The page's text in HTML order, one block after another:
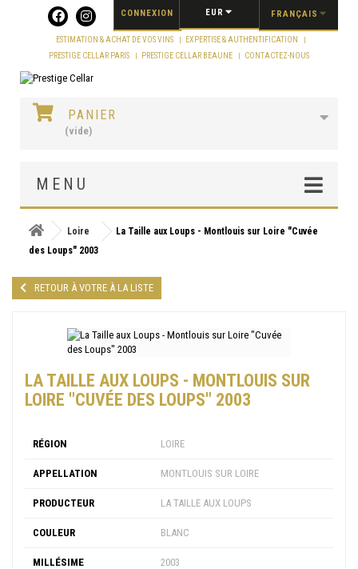
FRANÇAIS
EUR
CONNEXION
ESTIMATION & ACHAT DE VOS VINS
EXPERTISE & AUTHENTIFICATION
PRESTIGE CELLAR PARIS
PRESTIGE CELLAR BEAUNE CONTACTEZ-NOUS
PANIER
(vide)
MENU
Loire
La Taille aux Loups - Montlouis sur Loire "Cuvée
des Loups" 2003
RETOUR À VOTRE À LA LISTE
LA TAILLE AUX LOUPS - MONTLOUIS SUR
LOIRE "CUVÉE DES LOUPS" 2003
RÉGION LOIRE
APPELLATION MONTLOUIS SUR LOIRE
PRODUCTEUR LA TAILLE AUX LOUPS
COULEUR BLANC
MILLÉSIME 2003
Panneau de gestion des cookies